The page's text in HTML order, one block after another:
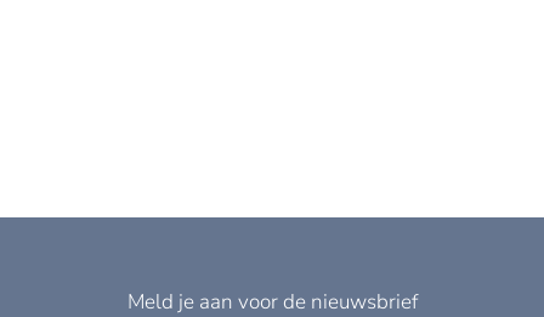
Meld je aan voor de nieuwsbrief